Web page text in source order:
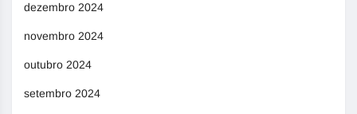
dezembro 2024
novembro 2024
outubro 2024
setembro 2024